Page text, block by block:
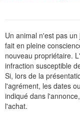
Un animal n'est pas
fait en pleine
nouveau propriétaire.
infraction susceptible
Si, lors de la
l'agrément, les dates
indiqué dans
l'achat.